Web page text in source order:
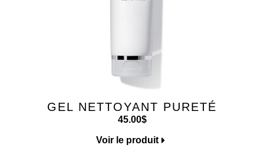
GEL NETTOYANT PURETÉ
45.00$
Voir le produit